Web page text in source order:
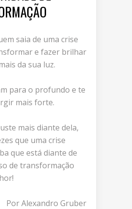
saia de uma crise
e fazer brilhar
da sua luz.
para o profundo e te
mais forte.
mais diante dela,
que uma crise
que está diante de
de transformação
Por Alexandro Gruber